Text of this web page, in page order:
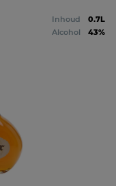
Inhoud
0.7L
Alcohol
43%